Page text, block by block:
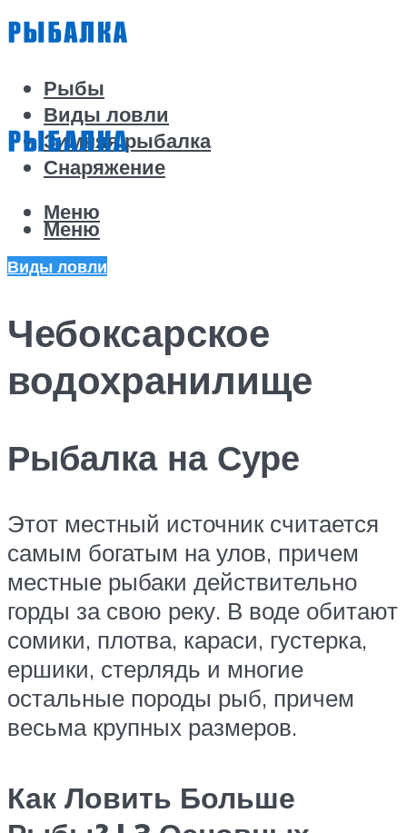
Рыбы
Виды ловли
Зимняя рыбалка
Снаряжение
Меню
Меню
Виды ловли
Чебоксарское
водохранилище
Рыбалка на Суре
Этот местный источник считается
самым богатым на улов, причем
местные рыбаки действительно
горды за свою реку. В воде обитают
сомики, плотва, караси, густерка,
ершики, стерлядь и многие
остальные породы рыб, причем
весьма крупных размеров.
Как Ловить Больше